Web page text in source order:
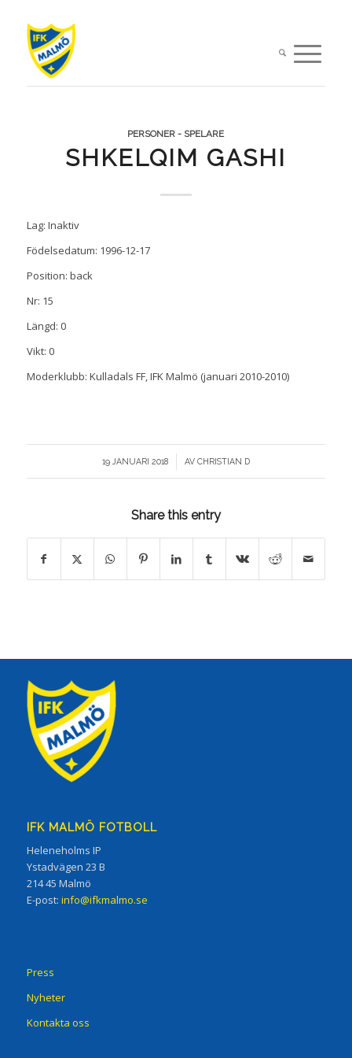
PERSONER - SPELARE
SHKELQIM GASHI
Lag: Inaktiv
Födelsedatum: 1996-12-17
Position: back
Nr: 15
Längd: 0
Vikt: 0
Moderklubb: Kulladals FF, IFK Malmö (januari 2010-2010)
19 JANUARI 2018
/ AV CHRISTIAN D
Share this entry
IFK MALMÖ FOTBOLL
Heleneholms IP
Ystadvägen 23 B
214 45 Malmö
E-post: info@ifkmalmo.se
Press
Nyheter
Kontakta oss